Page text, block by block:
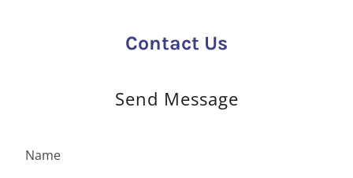
Contact Us
Send Message
Name